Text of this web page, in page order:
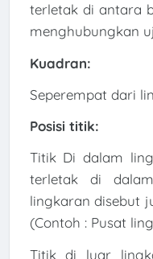
terletak di antara
menghubungkan
Kuadran:
Seperempat dari
Posisi titik:
Titik Di dalam
terletak di
lingkaran disebut
(Contoh : Pusat
Titik di luar